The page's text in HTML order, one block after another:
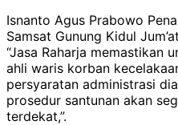
Isnanto Agus Prabowo
Samsat Gunung Kidul
“Jasa Raharja memastikan
ahli waris korban
persyaratan administrasi
prosedur santunan akan
terdekat,”.